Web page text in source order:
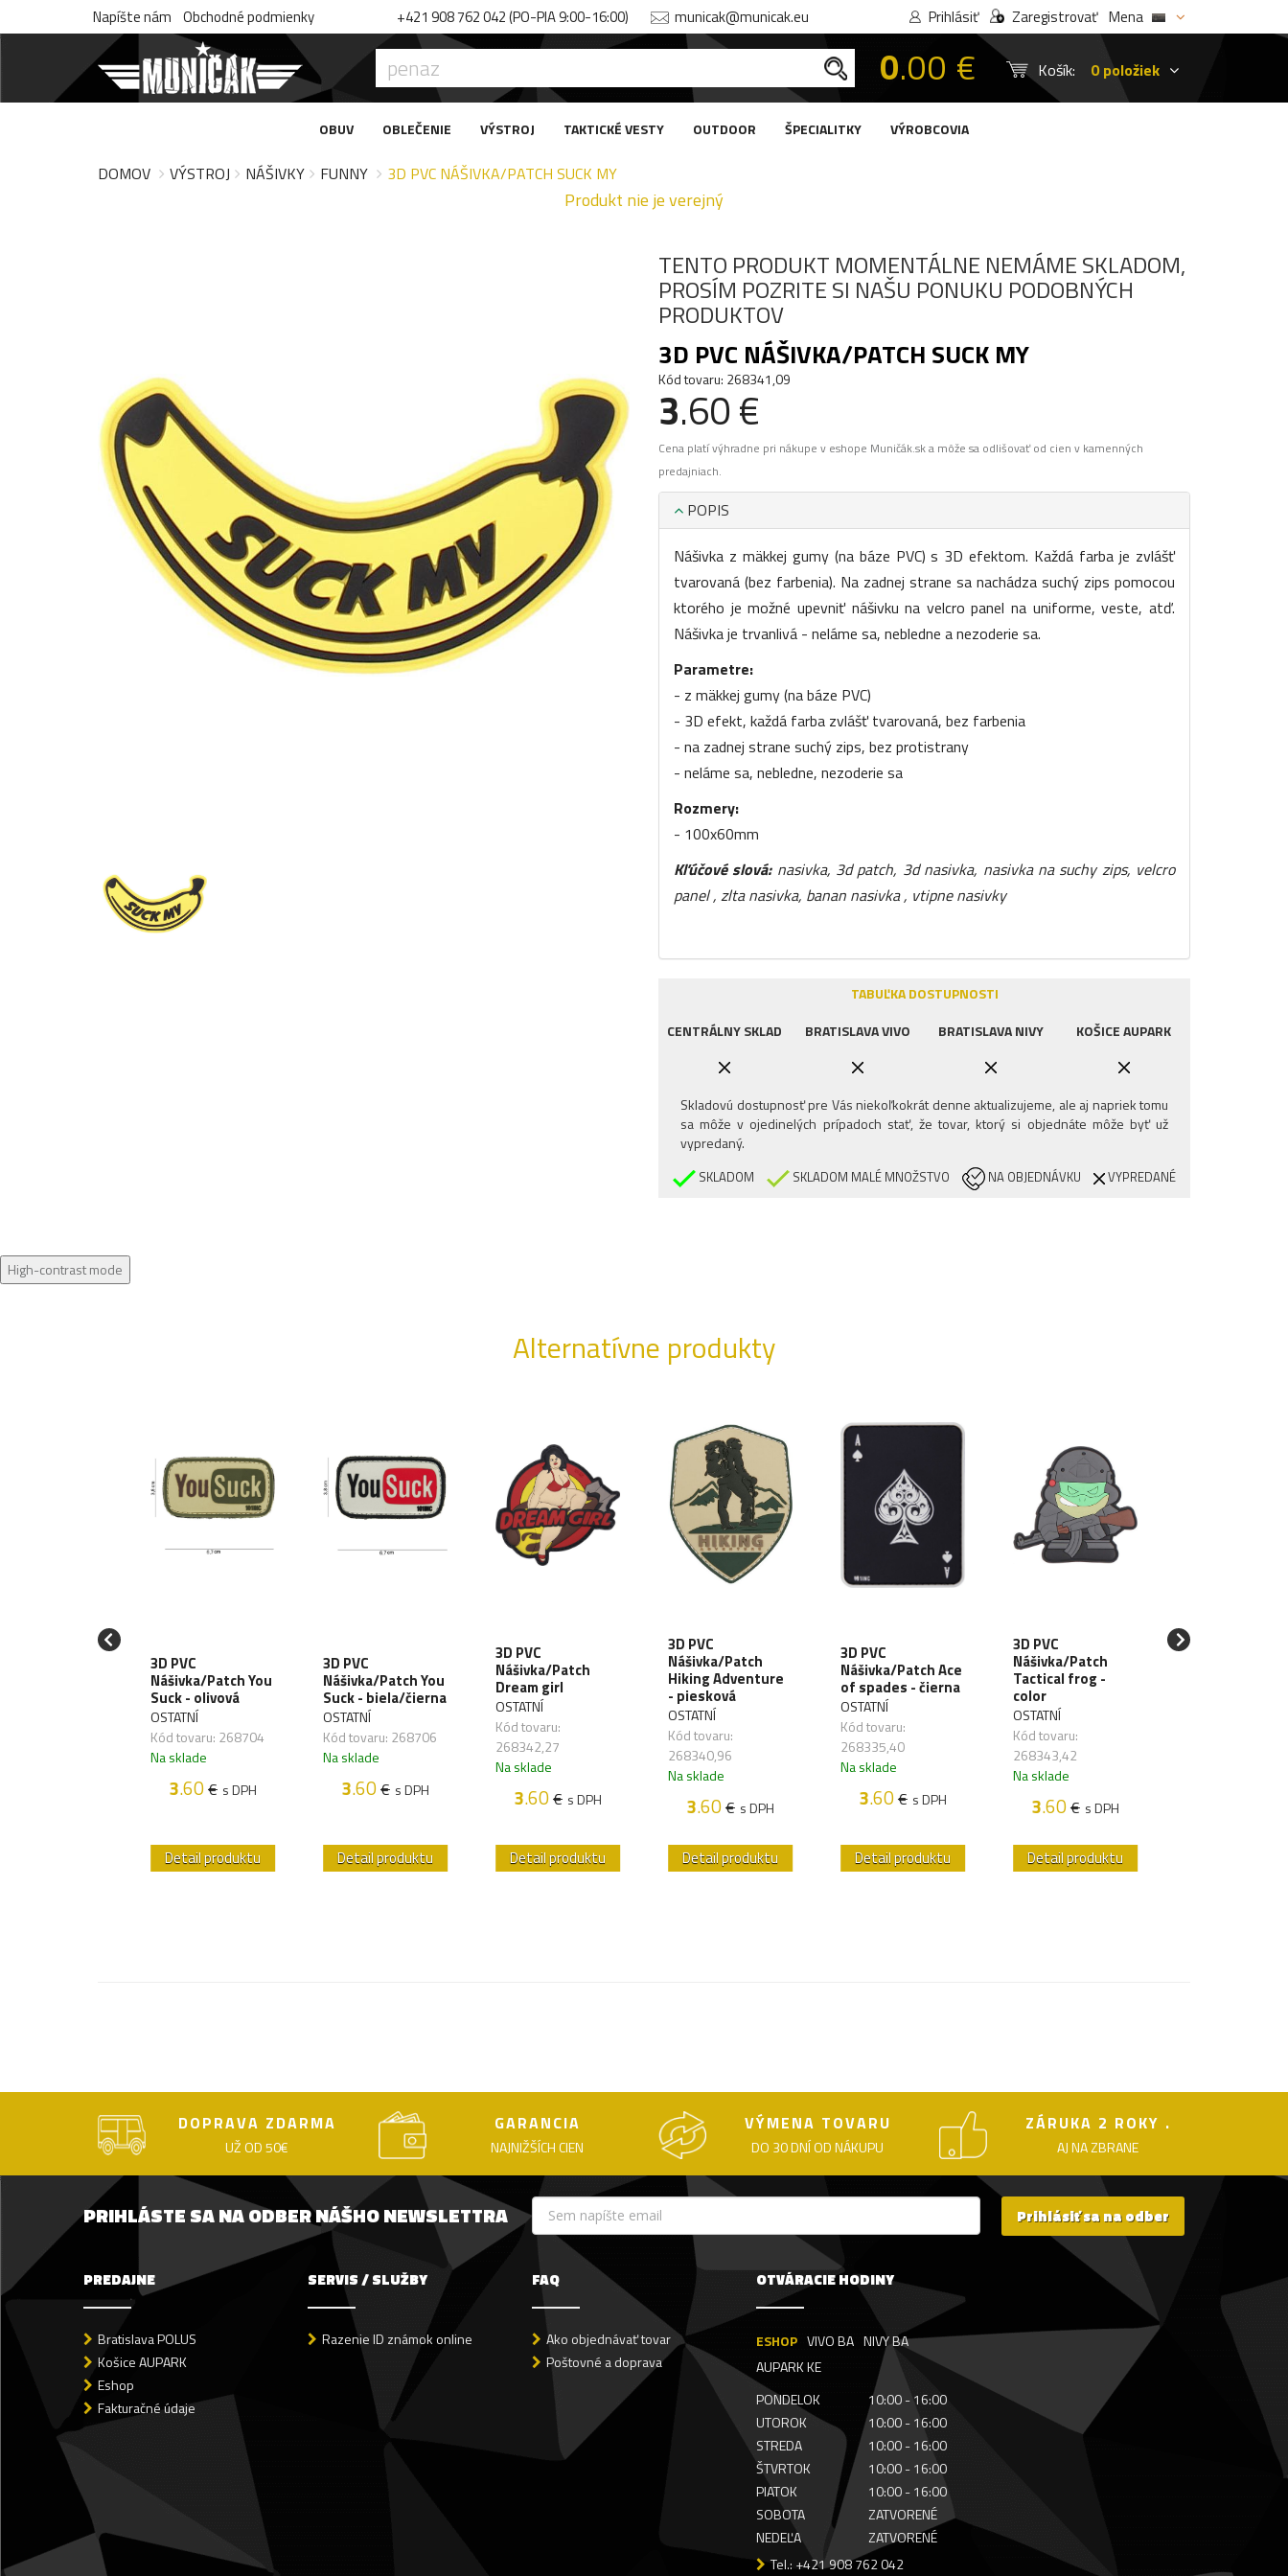
Napíšte nám Obchodné podmienky +421 908 762 042 (PO-PIA 9:00-16:00) municak@municak.eu Prihlásiť Zaregistrovať Mena
0.00 € Košík: 0 položiek
OBUV OBLEČENIE VÝSTROJ TAKTICKÉ VESTY OUTDOOR ŠPECIALITKY VÝROBCOVIA
DOMOV VÝSTROJ NÁŠIVKY FUNNY 3D PVC NÁŠIVKA/PATCH SUCK MY
Produkt nie je verejný
TENTO PRODUKT MOMENTÁLNE NEMÁME SKLADOM,
PROSÍM POZRITE SI NAŠU PONUKU PODOBNÝCH
PRODUKTOV
3D PVC NÁŠIVKA/PATCH SUCK MY
Kód tovaru: 268341,09
3.60 €
Cena platí výhradne pri nákupe v eshope Muničák.sk a môže sa odlišovať od cien v kamenných
predajniach.
POPIS
Nášivka z mäkkej gumy (na báze PVC) s 3D efektom. Každá farba je zvlášť
tvarovaná (bez farbenia). Na zadnej strane sa nachádza suchý zips pomocou
ktorého je možné upevniť nášivku na velcro panel na uniforme, veste, atď.
Nášivka je trvanlivá - neláme sa, nebledne a nezoderie sa.
Parametre:
- z mäkkej gumy (na báze PVC)
- 3D efekt, každá farba zvlášť tvarovaná, bez farbenia
- na zadnej strane suchý zips, bez protistrany
- neláme sa, nebledne, nezoderie sa
Rozmery:
- 100x60mm
Kľúčové slová: nasivka, 3d patch, 3d nasivka, nasivka na suchy zips, velcro
panel , zlta nasivka, banan nasivka , vtipne nasivky
TABUĽKA DOSTUPNOSTI
CENTRÁLNY SKLAD
BRATISLAVA VIVO BRATISLAVA NIVY KOŠICE AUPARK
Skladovú dostupnosť pre Vás niekoľkokrát denne aktualizujeme, ale aj napriek tomu
sa môže v ojedinelých prípadoch stať, že tovar, ktorý si objednáte môže byť už
vypredaný.
SKLADOM SKLADOM MALÉ MNOŽSTVO NA OBJEDNÁVKU VYPREDANÉ
High-contrast mode
Alternatívne produkty
3D PVC
Nášivka/Patch You
Suck - olivová
OSTATNÍ
Kód tovaru: 268704
Na sklade
3.60€ s DPH
Detail produktu
3D PVC
Nášivka/Patch You
Suck - biela/čierna
OSTATNÍ
Kód tovaru: 268706
Na sklade
3.60€ s DPH
Detail produktu
3D PVC
Nášivka/Patch
Dream girl
OSTATNÍ
Kód tovaru:
268342,27
Na sklade
3.60€ s DPH
Detail produktu
3D PVC
Nášivka/Patch
Hiking Adventure
- piesková
OSTATNÍ
Kód tovaru:
268340,96
Na sklade
3.60€ s DPH
Detail produktu
3D PVC
Nášivka/Patch Ace
of spades - čierna
OSTATNÍ
Kód tovaru:
268335,40
Na sklade
3.60€ s DPH
Detail produktu
3D PVC
Nášivka/Patch
Tactical frog -
color
OSTATNÍ
Kód tovaru:
268343,42
Na sklade
3.60€ s DPH
Detail produktu
3D PVC
DOPRAVA ZDARMA
UŽ OD 50€
GARANCIA
NAJNIŽŠÍCH CIEN
VÝMENA TOVARU
DO 30 DNÍ OD NÁKUPU
ZÁRUKA 2 ROKY .
AJ NA ZBRANE
PRIHLÁSTE SA NA ODBER NÁŠHO NEWSLETTRA Prihlásiť sa na odber
PREDAJNE
Bratislava POLUS
Košice AUPARK
Eshop
Fakturačné údaje
SERVIS / SLUŽBY
Razenie ID známok online
FAQ
Ako objednávať tovar
Poštovné a doprava
OTVÁRACIE HODINY
ESHOP VIVO BA NIVY BA
AUPARK KE
PONDELOK
10:00 - 16:00
UTOROK
10:00 - 16:00
STREDA
10:00 - 16:00
ŠTVRTOK
10:00 - 16:00
PIATOK
10:00 - 16:00
SOBOTA
ZATVORENÉ
NEDEĽA
ZATVORENÉ
Tel.: +421 908 762 042